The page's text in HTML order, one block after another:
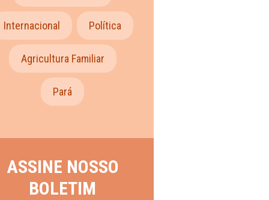
Internacional Política
Agricultura Familiar
Pará
ASSINE NOSSO
BOLETIM